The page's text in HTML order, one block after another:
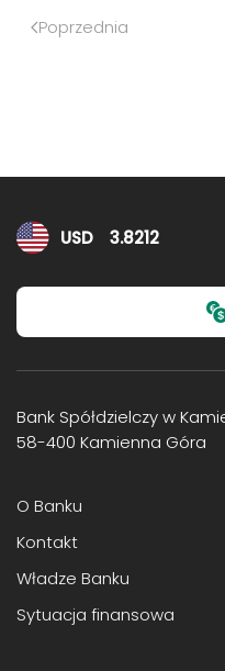
Poprzednia
Kursy walut
USD 3.8212
Bank Spółdzielczy w
58-400 Kamienna Góra
O Banku
Kontakt
Władze Banku
Sytuacja finansowa